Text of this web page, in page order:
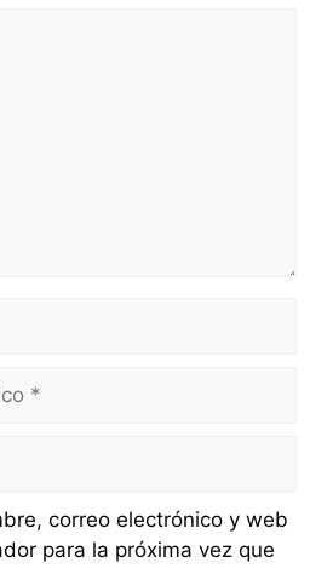
correo electrónico y web
para la próxima vez que